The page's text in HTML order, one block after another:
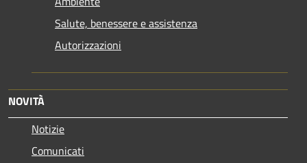
Salute, benessere e assistenza
Autorizzazioni
NOVITÀ
Notizie
Comunicati